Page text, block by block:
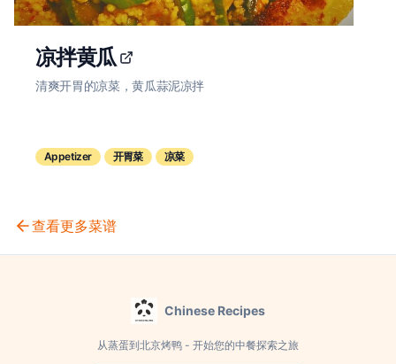
凉拌黄瓜
清爽开胃的凉菜，黄瓜蒜泥凉拌
Appetizer 开胃菜 凉菜
查看更多菜谱
Chinese Recipes
从蒸蛋到北京烤鸭 - 开始您的中餐探索之旅